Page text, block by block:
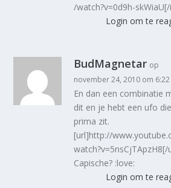
/watch?v=0d9h-
Login om te
BudMagnetar op
november 24, 2010 om
En dan een combinatie
dit en je hebt een ufo die
prima zit.
[url]http://
watch?v=5nsCjTApzH8[/
Capische? :love:
Login om te